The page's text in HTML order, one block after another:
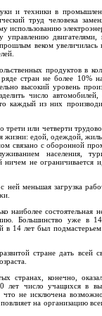
и техники в
труд человека
использованию
управлению
веком увеличилась
продуктов в
стран не более 10%
высокий уровень
число автомобилей,
каждый из них
или четверти
жизни: едой, одеждой,
связано с оборонной
населения,
ничем не ограничивается
ней меньшая загрузка
наиболее состоятельная
Большинство уже в
в 14 лет был
стране дать всей
странах, конечно,
лет число учащихся в
не исключена
на организацию